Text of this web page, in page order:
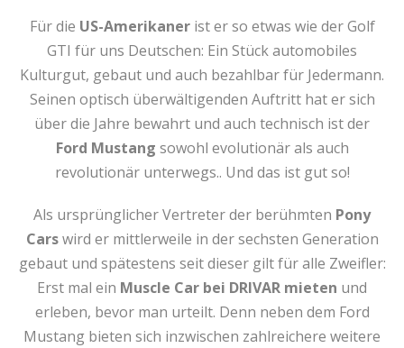
Für die US-Amerikanerist er so etwas wie der Golf
GTI für uns Deutschen: Ein Stück automobiles
Kulturgut, gebaut und auch bezahlbar für Jedermann.
Seinen optisch überwältigenden Auftritt hat er sich
über die Jahre bewahrt und auch technisch ist der
Ford Mustang sowohl evolutionär als auch
revolutionär unterwegs.. Und das ist gut so!
Als ursprünglicher Vertreter der berühmten Pony
Carswird er mittlerweile in der sechsten Generation
gebaut und spätestens seit dieser gilt für alle Zweifler:
Erst mal ein Muscle Car bei DRIVAR mieten und
erleben, bevor man urteilt. Denn neben dem Ford
Mustang bieten sich inzwischen zahlreichere weitere